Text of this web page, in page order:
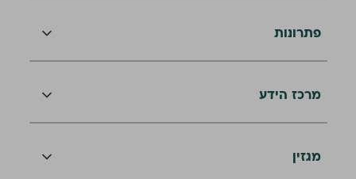
פתרונות
מרכז הידע
מגזין